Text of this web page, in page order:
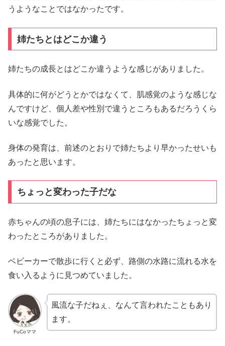
うようなことではなかったです。
姉たちとはどこか違う
姉たちの成長とはどこか違うような感じがありました。
具体的に何がどうとかではなくて、肌感覚のような感じな
んですけど、個人差や性別で違うところもあるだろうくら
いな感覚でした。
身体の発育は、前述のとおりで姉たちより早かったせいも
あったと思います。
ちょっと変わった子だな
赤ちゃんの頃の息子には、姉たちにはなかったちょっと変
わったところがありました。
ベビーカーで散歩に行くと必ず、路側の水路に流れる水を
食い入るように見つめていました。
FuCoママ
風流な子だねぇ、なんて言われたこともあり
ます。